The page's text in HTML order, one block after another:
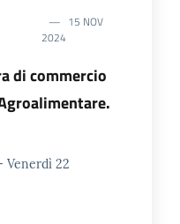
15 NOV
2024
di commercio
Venerdì 22